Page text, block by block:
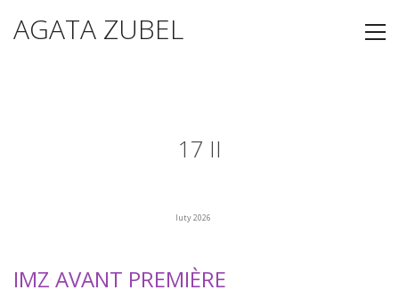
AGATA ZUBEL
17 II
luty 2026
IMZ AVANT PREMIÈRE